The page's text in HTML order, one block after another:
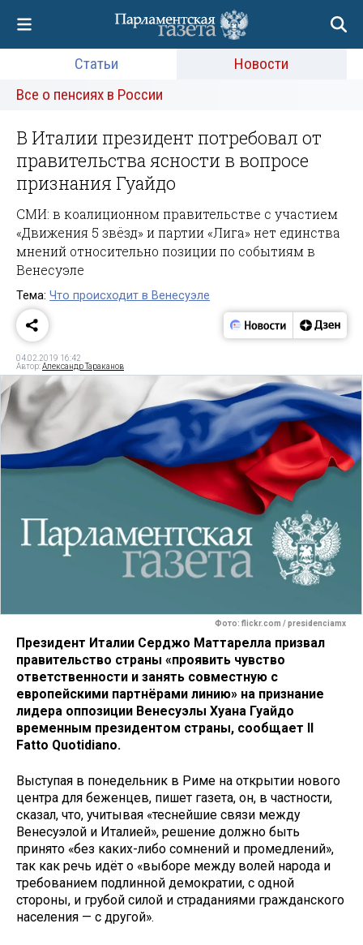
Статьи
Новости
Все о пенсиях в России
В Италии президент потребовал от
правительства ясности в вопросе
признания Гуайдо
СМИ: в коалиционном правительстве с участием
«Движения 5 звёзд» и партии «Лига» нет единства
мнений относительно позиции по событиям в
Венесуэле
Тема: Что происходит в Венесуэле
04.02.2019 16:42
Автор:Александр Тараканов
Фото: flickr.com / presidenciamx
Президент Италии Серджо Маттарелла призвал
правительство страны «проявить чувство
ответственности и занять совместную с
европейскими партнёрами линию» на признание
лидера оппозиции Венесуэлы Хуана Гуайдо
временным президентом страны, сообщает Il
Fatto Quotidiano.
Выступая в понедельник в Риме на открытии нового
центра для беженцев, пишет газета, он, в частности,
сказал, что, учитывая «теснейшие связи между
Венесуэлой и Италией», решение должно быть
принято «без каких-либо сомнений и промедлений»,
так как речь идёт о «выборе между волей народа и
требованием подлинной демократии, с одной
стороны, и грубой силой и страданиями гражданского
населения — с другой».